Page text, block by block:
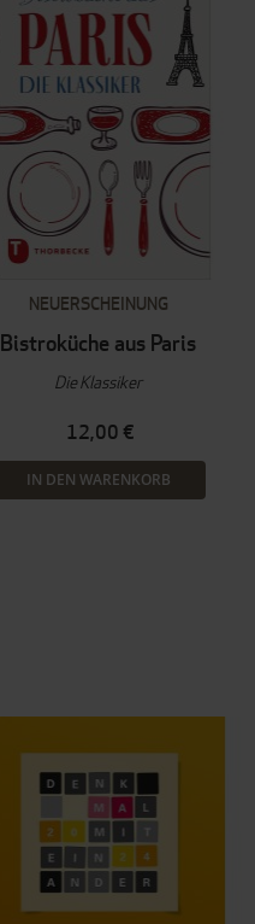
NEUERSCHEINUNG
Bistroküche aus Paris
Die Klassiker
12,00 €
IN DEN WARENKORB